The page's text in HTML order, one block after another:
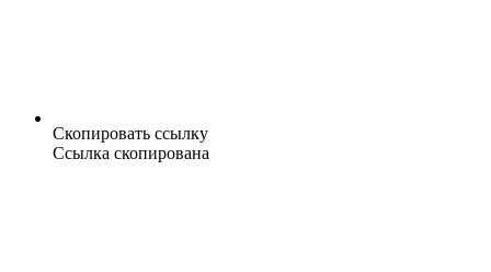
Скопировать ссылку
Ссылка скопирована